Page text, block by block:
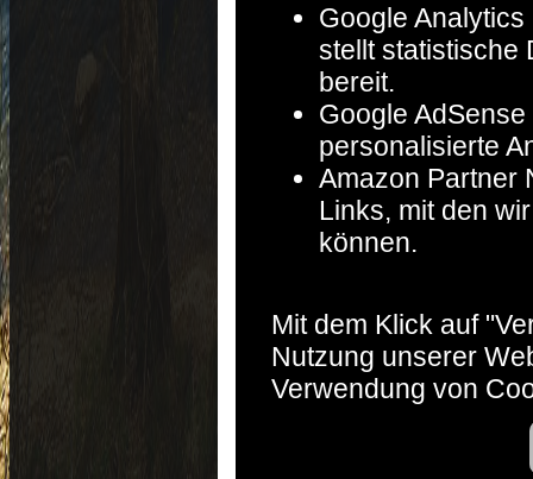
Google
stellt statistische
bereit.
Google
personalisierte
Amazon Partner
Links, mit den
können.
Mit dem Klick auf
Nutzung unserer
Verwendung von